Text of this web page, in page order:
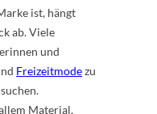
ist, hängt
ab. Viele
und
Freizeitmodezu
Material,